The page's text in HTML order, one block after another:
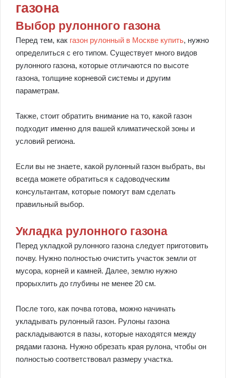
газона
Выбор рулонного газона
Перед тем, как газон рулонный в Москве купить, нужно
определиться с его типом. Существует много видов
рулонного газона, которые отличаются по высоте
газона, толщине корневой системы и другим
параметрам.
Также, стоит обратить внимание на то, какой газон
подходит именно для вашей климатической зоны и
условий региона.
Если вы не знаете, какой рулонный газон выбрать, вы
всегда можете обратиться к садоводческим
консультантам, которые помогут вам сделать
правильный выбор.
Укладка рулонного газона
Перед укладкой рулонного газона следует приготовить
почву. Нужно полностью очистить участок земли от
мусора, корней и камней. Далее, землю нужно
прорыхлить до глубины не менее 20 см.
После того, как почва готова, можно начинать
укладывать рулонный газон. Рулоны газона
раскладываются в пазы, которые находятся между
рядами газона. Нужно обрезать края рулона, чтобы он
полностью соответствовал размеру участка.